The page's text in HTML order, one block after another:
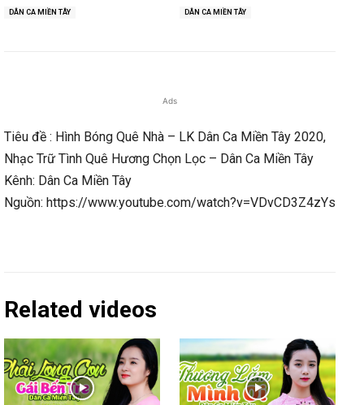
DÂN CA MIỀN TÂY DÂN CA MIỀN TÂY
Ads
Tiêu đề : Hình Bóng Quê Nhà – LK Dân Ca Miền Tây 2020,
Nhạc Trữ Tình Quê Hương Chọn Lọc – Dân Ca Miền Tây
Kênh: Dân Ca Miền Tây
Nguồn: https://www.youtube.com/watch?v=VDvCD3Z4zYs
Related videos